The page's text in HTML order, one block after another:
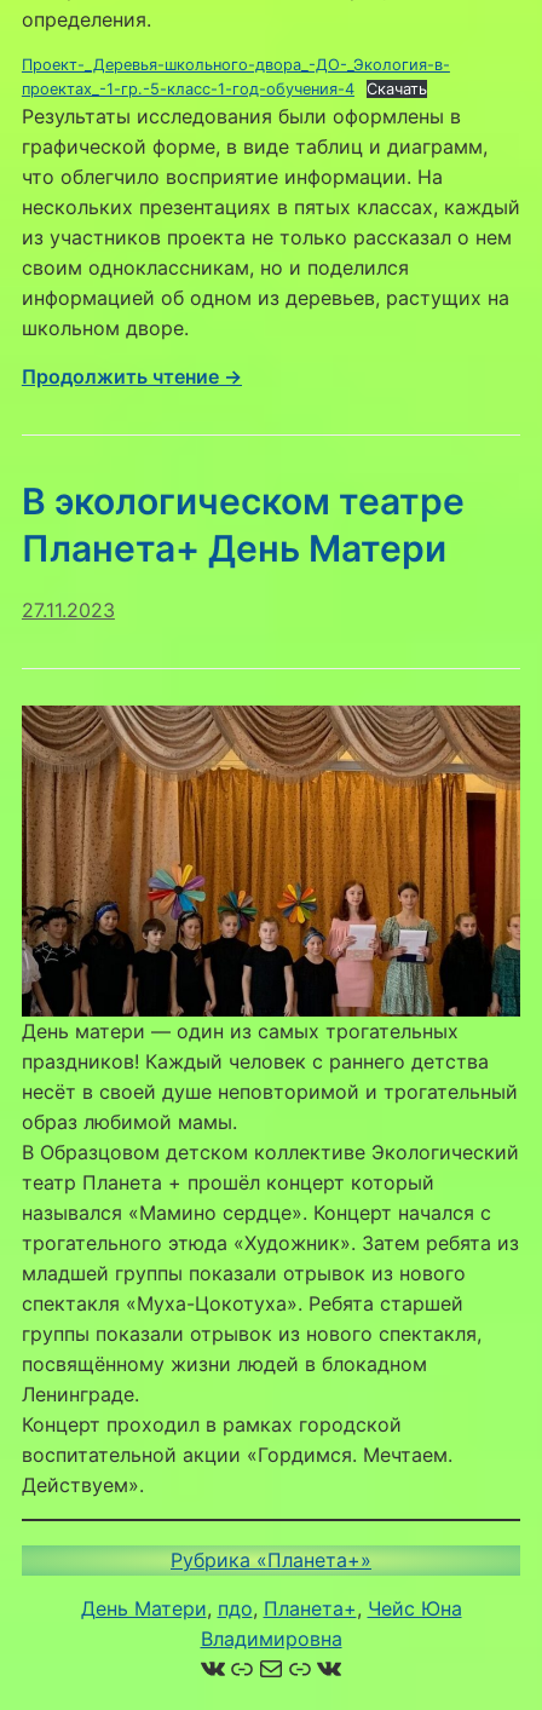
определения.
Проект-_Деревья-школьного-двора_-ДО-_Экология-в-
проектах_-1-гр.-5-класс-1-год-обучения-4
Скачать
Результаты исследования были оформлены в
графической форме, в виде таблиц и диаграмм,
что облегчило восприятие информации. На
нескольких презентациях в пятых классах, каждый
из участников проекта не только рассказал о нем
своим одноклассникам, но и поделился
информацией об одном из деревьев, растущих на
школьном дворе.
Продолжить чтение →
В экологическом театре
Планета+ День Матери
27.11.2023
День матери — один из самых трогательных
праздников! Каждый человек с раннего детства
несёт в своей душе неповторимой и трогательный
образ любимой мамы.
В Образцовом детском коллективе Экологический
театр Планета + прошёл концерт который
назывался «Мамино сердце». Концерт начался с
трогательного этюда «Художник». Затем ребята из
младшей группы показали отрывок из нового
спектакля «Муха-Цокотуха». Ребята старшей
группы показали отрывок из нового спектакля,
посвящённому жизни людей в блокадном
Ленинграде.
Концерт проходил в рамках городской
воспитательной акции «Гордимся. Мечтаем.
Действуем».
Рубрика «Планета+»
День Матери, пдо, Планета+, Чейс Юна
Владимировна
ВКонтакте
Ссылка
Почта
Ссылка
ВКонтакте